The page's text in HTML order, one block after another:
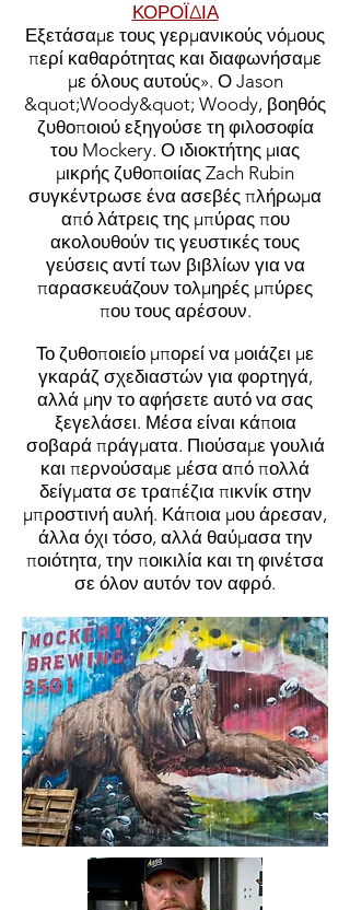
ΚΟΡΟΪΔΙΑ
Εξετάσαμε τους γερμανικούς νόμους
περί καθαρότητας και διαφωνήσαμε
με όλους αυτούς». Ο Jason
&quot;Woody&quot; Woody, βοηθός
ζυθοποιού εξηγούσε τη φιλοσοφία
του Mockery. Ο ιδιοκτήτης μιας
μικρής ζυθοποιίας Zach Rubin
συγκέντρωσε ένα ασεβές πλήρωμα
από λάτρεις της μπύρας που
ακολουθούν τις γευστικές τους
γεύσεις αντί των βιβλίων για να
παρασκευάζουν τολμηρές μπύρες
που τους αρέσουν.
Το ζυθοποιείο μπορεί να μοιάζει με
γκαράζ σχεδιαστών για φορτηγά,
αλλά μην το αφήσετε αυτό να σας
ξεγελάσει. Μέσα είναι κάποια
σοβαρά πράγματα. Πιούσαμε γουλιά
και περνούσαμε μέσα από πολλά
δείγματα σε τραπέζια πικνίκ στην
μπροστινή αυλή. Κάποια μου άρεσαν,
άλλα όχι τόσο, αλλά θαύμασα την
ποιότητα, την ποικιλία και τη φινέτσα
σε όλον αυτόν τον αφρό.